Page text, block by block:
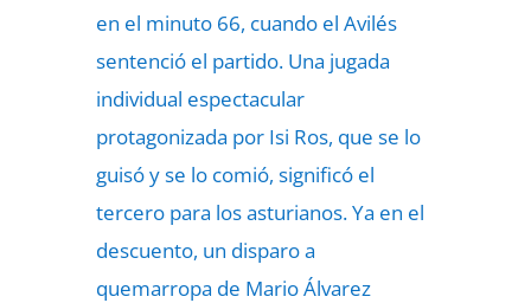
en el minuto 66, cuando el Avilés
sentenció el partido. Una jugada
individual espectacular
protagonizada por Isi Ros, que se lo
guisó y se lo comió, significó el
tercero para los asturianos. Ya en el
descuento, un disparo a
quemarropa de Mario Álvarez